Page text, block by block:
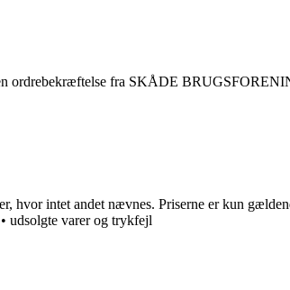
ordrebekræftelse fra SKÅDE
hvor intet andet nævnes. Priserne er kun
udsolgte varer og trykfejl